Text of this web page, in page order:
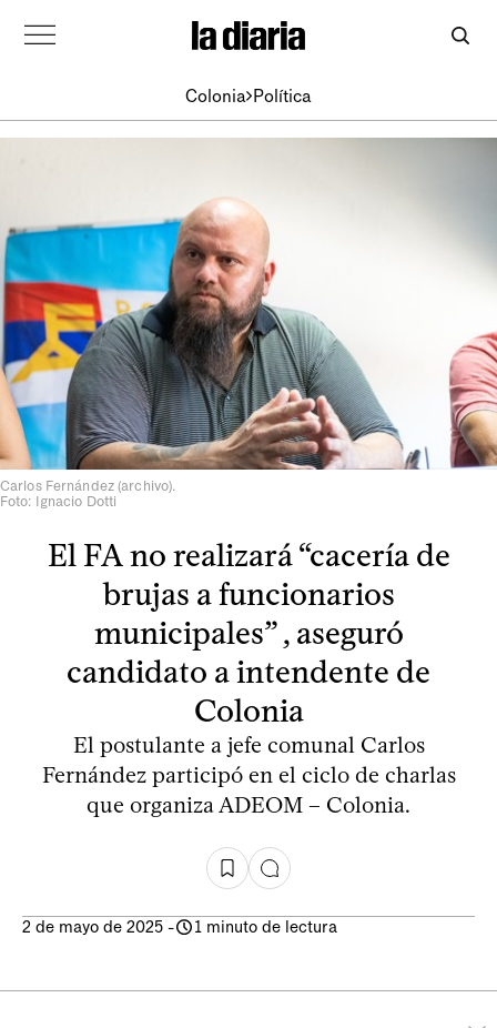
Colonia Política
Carlos Fernández (archivo).
Foto: Ignacio Dotti
El FA no realizará “cacería de
brujas a funcionarios
municipales” , aseguró
candidato a intendente de
Colonia
El postulante a jefe comunal Carlos
Fernández participó en el ciclo de charlas
que organiza ADEOM – Colonia.
2 de mayo de 2025 - 1 minuto de lectura